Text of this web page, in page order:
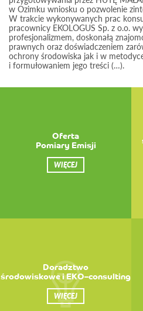
w Ozimku wniosku o pozwolenie
W trakcie wykonywanych prac
pracownicy EKOLOGUS Sp. z o.o.
profesjonalizmem, doskonałą
prawnych oraz doświadczeniem
ochrony środowiska jak i w
i formułowaniem jego treści (…).
Oferta
Pomiary Emisji
WIĘCEJ
Doradztwo
środowiskowe i EKO–consulting
WIĘCEJ